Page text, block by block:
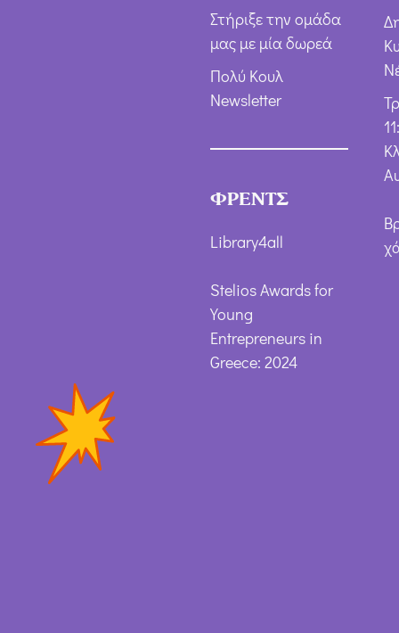
Στήριξε την ομάδα
μας με μία δωρεά
Πολύ Κουλ
Newsletter
ΦΡΕΝΤΣ
Library4all
Stelios Awards for
Young
Entrepreneurs in
Greece: 2024